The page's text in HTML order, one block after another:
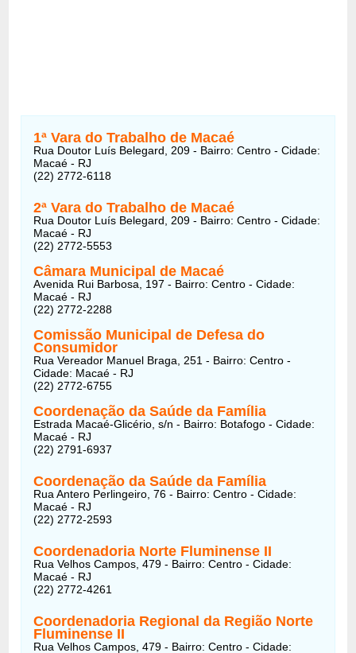
1ª Vara do Trabalho de Macaé
Rua Doutor Luís Belegard, 209 - Bairro: Centro - Cidade:
Macaé - RJ
(22) 2772-6118
2ª Vara do Trabalho de Macaé
Rua Doutor Luís Belegard, 209 - Bairro: Centro - Cidade:
Macaé - RJ
(22) 2772-5553
Câmara Municipal de Macaé
Avenida Rui Barbosa, 197 - Bairro: Centro - Cidade:
Macaé - RJ
(22) 2772-2288
Comissão Municipal de Defesa do
Consumidor
Rua Vereador Manuel Braga, 251 - Bairro: Centro -
Cidade: Macaé - RJ
(22) 2772-6755
Coordenação da Saúde da Família
Estrada Macaé-Glicério, s/n - Bairro: Botafogo - Cidade:
Macaé - RJ
(22) 2791-6937
Coordenação da Saúde da Família
Rua Antero Perlingeiro, 76 - Bairro: Centro - Cidade:
Macaé - RJ
(22) 2772-2593
Coordenadoria Norte Fluminense II
Rua Velhos Campos, 479 - Bairro: Centro - Cidade:
Macaé - RJ
(22) 2772-4261
Coordenadoria Regional da Região Norte
Fluminense II
Rua Velhos Campos, 479 - Bairro: Centro - Cidade: